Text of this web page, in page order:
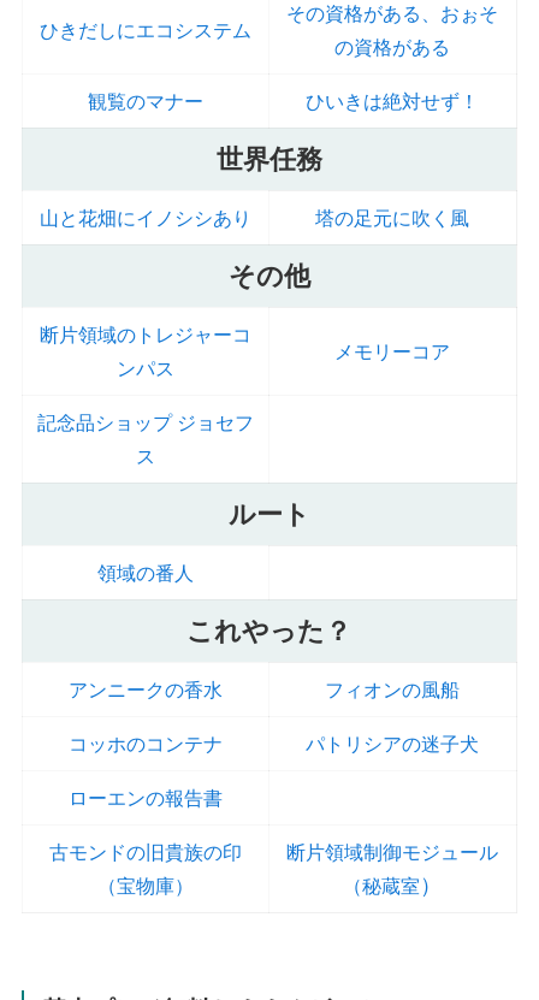
ひきだしにエコシステム
その資格がある、おぉそ
の資格がある
観覧のマナー ひいきは絶対せず！
世界任務
山と花畑にイノシシあり 塔の足元に吹く風
その他
断片領域のトレジャーコ
ンパス
メモリーコア
記念品ショップ ジョセフ
ス
ルート
領域の番人
これやった？
アンニークの香水 フィオンの風船
コッホのコンテナ パトリシアの迷子犬
ローエンの報告書
古モンドの旧貴族の印
（宝物庫）
断片領域制御モジュール
（秘蔵室 ）